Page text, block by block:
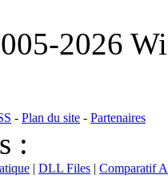
2026
- Plan du site - Partenaires
:
| DLL Files | Comparatif